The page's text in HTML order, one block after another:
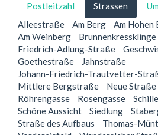
Postleitzahl Strassen
Alleestraße
Am Berg Am Hohen
Am Weinberg
Brunnenkressklinge
Friedrich-Adlung-Straße
Goethestraße
Jahnstraße
Johann-Friedrich-Trautvetter-
Mittlere Bergstraße
Neue Straße
Röhrengasse
Rosengasse
Schöne Aussicht
Siedlung
Straße des Aufbaus
Thomas-